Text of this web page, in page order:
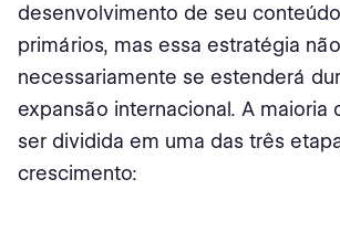
desenvolvimento de seu
primários, mas essa estratégia não
necessariamente se estenderá
expansão internacional. A maioria
ser dividida em uma das três
crescimento: